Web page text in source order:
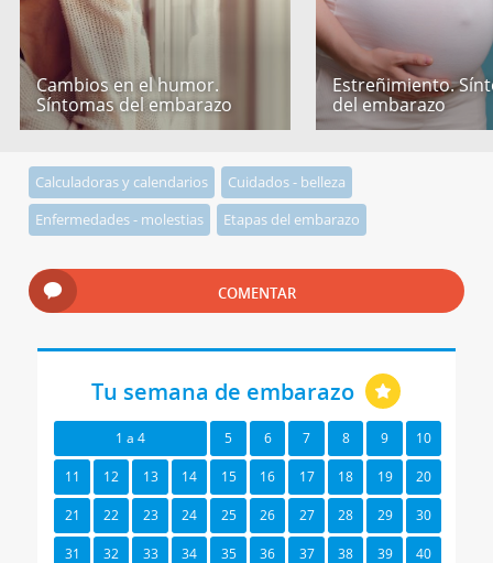
Cambios en el humor.
Síntomas del embarazo
Estreñimiento.
del embarazo
Calculadoras y calendarios
Cuidados - belleza
Enfermedades - molestias
Etapas del embarazo
COMENTAR
Tu semana de embarazo
1 a 4 5 6 7 8 9 10
11 12 13 14 15 16 17 18 19 20
21 22 23 24 25 26 27 28 29 30
31 32 33 34 35 36 37 38 39 40